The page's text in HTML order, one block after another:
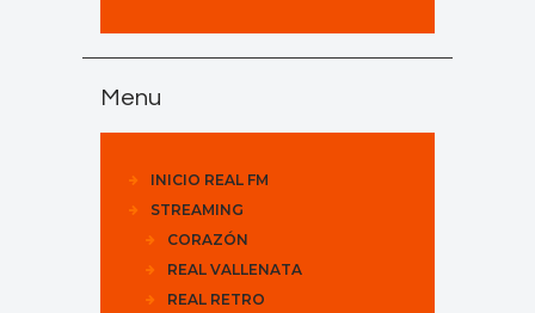
Menu
INICIO REAL FM
STREAMING
CORAZÓN
REAL VALLENATA
REAL RETRO